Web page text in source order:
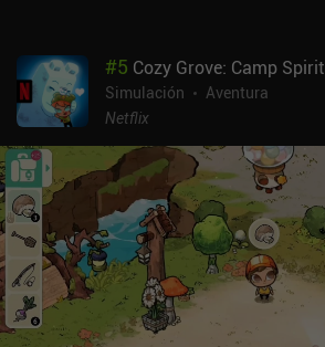
#5 Cozy Grove: Camp Spirit
Simulación
Aventura
Netflix